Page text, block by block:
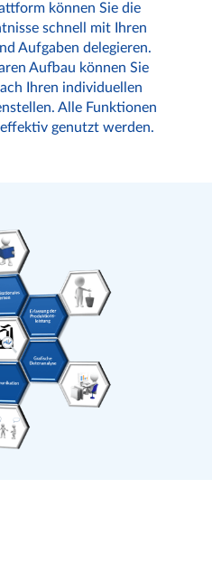
können Sie die
schnell mit Ihren
Aufgaben delegieren.
Aufbau können Sie
Ihren individuellen
Alle Funktionen
genutzt werden.